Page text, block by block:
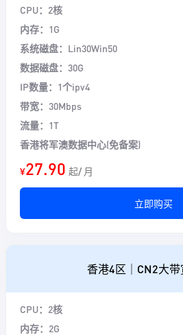
CPU：2核
内存：1G
系统磁盘：Lin30Win50
数据磁盘：30G
IP数量：1个ipv4
带宽：30Mbps
流量：1T
香港将军澳数据中心(免备案)
¥27.90 起/ 月
立即购买
香港4区｜CN2大
CPU：2核
内存：2G